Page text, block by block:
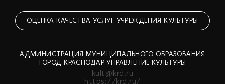
ОЦЕНКА КАЧЕСТВА УСЛУГ УЧРЕЖДЕНИЯ КУЛЬТУРЫ
АДМИНИСТРАЦИЯ МУНИЦИПАЛЬНОГО ОБРАЗОВАНИЯ
ГОРОД КРАСНОДАР УПРАВЛЕНИЕ КУЛЬТУРЫ
kult@krd.ru
https://krd.ru/